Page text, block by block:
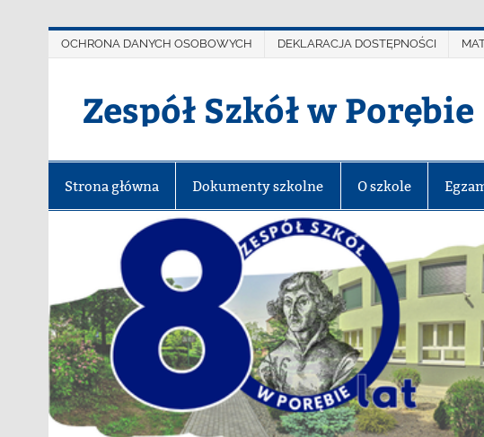
OCHRONA DANYCH OSOBOWYCH DEKLARACJA DOSTĘPNOŚCI
Zespół Szkół w Porębie
Strona główna Dokumenty szkolne O szkole